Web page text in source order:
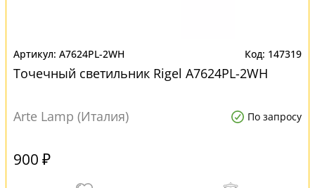
A7624PL-2WH 147319
Точечный светильник Rigel A7624PL-2WH
Arte Lamp (Италия) По запросу
900 ₽